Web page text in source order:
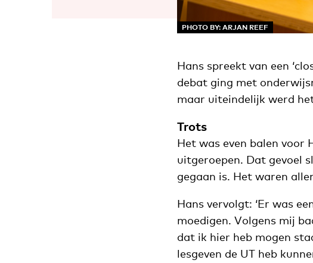
PHOTO BY: ARJAN REEF
Hans spreekt van een
debat ging met
maar uiteindelijk werd
Trots
Het was even balen
uitgeroepen. Dat gevoel
gegaan is. Het waren
Hans vervolgt: ‘Er was
moedigen. Volgens mij
dat ik hier heb mogen
lesgeven de UT heb